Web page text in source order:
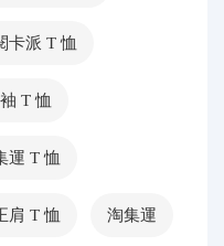
卡派 T 恤
T 恤
運 T 恤
肩 T 恤 淘集運